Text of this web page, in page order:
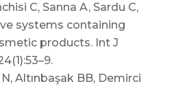
C, Sanna A, Sardu C,
systems containing
products. Int J
Altınbaşak BB, Demirci